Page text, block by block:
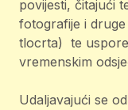
povijesti, čitajući
fotografije i
tlocrta) te
vremenskim
Udaljavajući se